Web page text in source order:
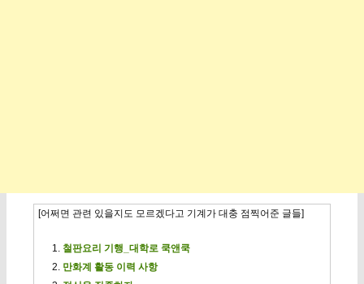
[어쩌면 관련 있을지도 모르겠다고 기계가 대충 점찍어준 글들]
철판요리 기행_대학로 쿡앤쿡
만화계 활동 이력 사항